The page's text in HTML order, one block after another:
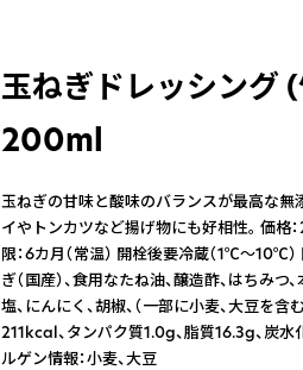
玉ねぎドレッシング
200ml
玉ねぎの甘味と酸味のバランスが最高な無
イやトンカツなど揚げ物にも好相性。 価格
限：6カ月（常温） 開栓後要冷蔵（1℃～10℃
ぎ（国産）、食用なたね油、醸造酢、はちみ
塩、にんにく、胡椒、（一部に小麦、大豆を
211kcal、タンパク質1.0g、脂質16.3g、炭水
ルゲン情報：小麦、大豆